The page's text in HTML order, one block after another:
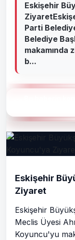
Eskişehir
Parti
Belediye
makamında
b...
Eskişehir
Ziyaret
Eskişehir
Meclis Üyesi
Koyuncu'yu